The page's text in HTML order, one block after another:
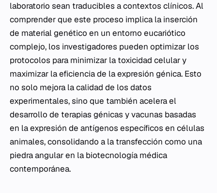
laboratorio sean traducibles a contextos clínicos. Al
comprender que este proceso implica la inserción
de material genético en un entorno eucariótico
complejo, los investigadores pueden optimizar los
protocolos para minimizar la toxicidad celular y
maximizar la eficiencia de la expresión génica. Esto
no solo mejora la calidad de los datos
experimentales, sino que también acelera el
desarrollo de terapias génicas y vacunas basadas
en la expresión de antígenos específicos en células
animales, consolidando a la transfección como una
piedra angular en la biotecnología médica
contemporánea.